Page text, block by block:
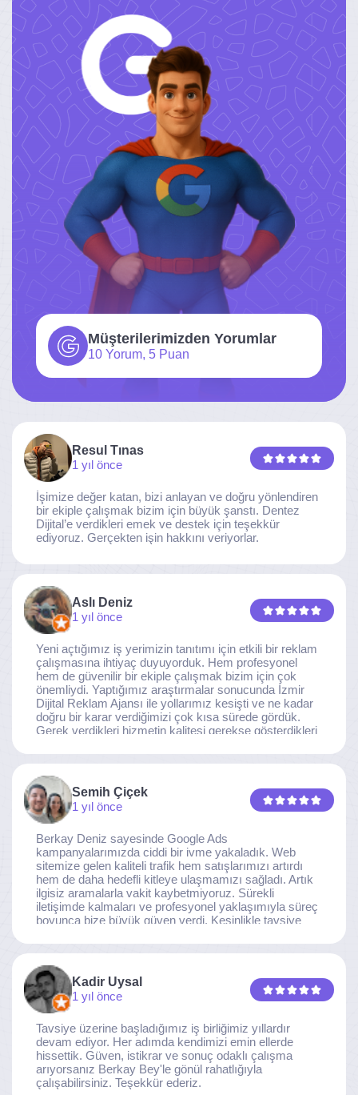
Müşterilerimizden Yorumlar
10 Yorum, 5 Puan
Resul Tınas
1 yıl önce
İşimize değer katan, bizi anlayan ve doğru yönlendiren
bir ekiple çalışmak bizim için büyük şanstı. Dentez
Dijital’e verdikleri emek ve destek için teşekkür
ediyoruz. Gerçekten işin hakkını veriyorlar.
Aslı Deniz
1 yıl önce
Yeni açtığımız iş yerimizin tanıtımı için etkili bir reklam
çalışmasına ihtiyaç duyuyorduk. Hem profesyonel
hem de güvenilir bir ekiple çalışmak bizim için çok
önemliydi. Yaptığımız araştırmalar sonucunda İzmir
Dijital Reklam Ajansı ile yollarımız kesişti ve ne kadar
doğru bir karar verdiğimizi çok kısa sürede gördük.
Gerek verdikleri hizmetin kalitesi gerekse gösterdikleri
noktaya ulaştı. Kaliteden asla taviz vermeyen, her
ekibine gönülden teşekkür ederiz.
Semih Çiçek
1 yıl önce
Berkay Deniz sayesinde Google Ads
kampanyalarımızda ciddi bir ivme yakaladık. Web
sitemize gelen kaliteli trafik hem satışlarımızı artırdı
hem de daha hedefli kitleye ulaşmamızı sağladı. Artık
ilgisiz aramalarla vakit kaybetmiyoruz. Sürekli
iletişimde kalmaları ve profesyonel yaklaşımıyla süreç
boyunca bize büyük güven verdi. Kesinlikle tavsiye
Kadir Uysal
1 yıl önce
Tavsiye üzerine başladığımız iş birliğimiz yıllardır
devam ediyor. Her adımda kendimizi emin ellerde
hissettik. Güven, istikrar ve sonuç odaklı çalışma
arıyorsanız Berkay Bey'le gönül rahatlığıyla
çalışabilirsiniz. Teşekkür ederiz.